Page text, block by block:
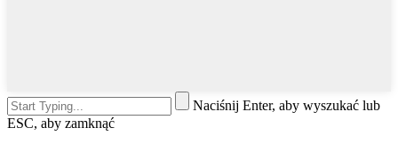
Naciśnij Enter, aby wyszukać lub
ESC, aby zamknąć